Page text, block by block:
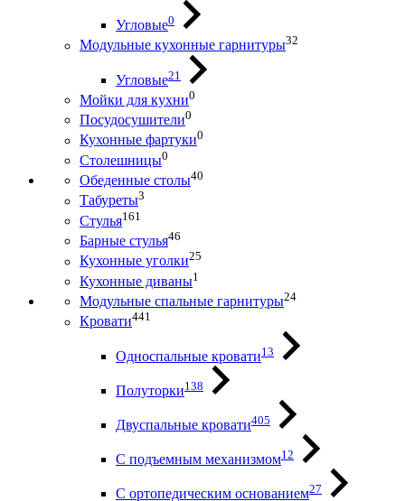
Угловые0
Модульные кухонные гарнитуры32
Угловые21
Мойки для кухни0
Посудосушители0
Кухонные фартуки0
Столешницы0
Обеденные столы40
Табуреты3
Стулья161
Барные стулья46
Кухонные уголки25
Кухонные диваны1
Модульные спальные гарнитуры24
Кровати441
Односпальные кровати13
Полуторки138
Двуспальные кровати405
С подъемным механизмом12
С ортопедическим основанием27